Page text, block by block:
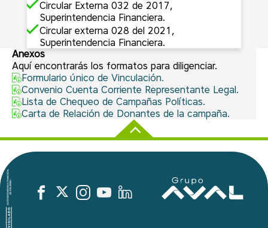
Circular Externa 032 de 2017,
Superintendencia Financiera.
Circular externa 028 del 2021,
Superintendencia Financiera.
Anexos
Aquí encontrarás los formatos para diligenciar.
Formulario único de Vinculación.
Convenio Cuenta Corriente Representante Legal.
Lista de Chequeo de Campañas Políticas.
Carta de Relación de Donantes de la campaña.